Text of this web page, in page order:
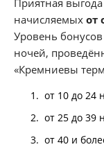
Приятная
начисляемых от
Уровень бонусов
ночей,
«Кремниевы
от 10 до 24
от 25 до 39
от 40 и